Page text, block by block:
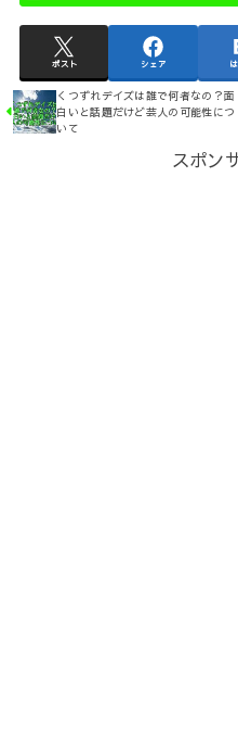
ポスト シェア
くつずれデイズは誰で何者なの？面
白いと話題だけど芸人の可能性につ
いて
スポン